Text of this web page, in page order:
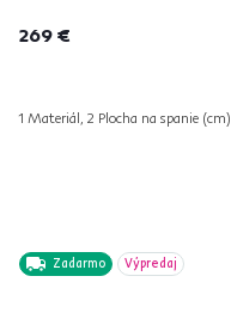
269 €
1 Materiál, 2 Plocha na spanie (cm)
Zadarmo Výpredaj